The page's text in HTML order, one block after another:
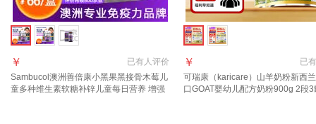
已有人评价
￥
Sambucol澳洲善倍康小黑果黑接骨木莓儿
童多种维生素软糖补锌儿童每日营养 增强
已有
￥
可瑞康（karicare）山羊奶粉新西
口GOAT婴幼儿配方奶粉900g 2段